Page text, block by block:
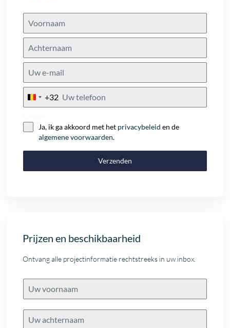
Belgium
+32
Ja, ik ga akkoord met het privacybeleid en de
algemene voorwaarden.
Verzenden
Prijzen en beschikbaarheid
Ontvang alle projectinformatie rechtstreeks in uw inbox.